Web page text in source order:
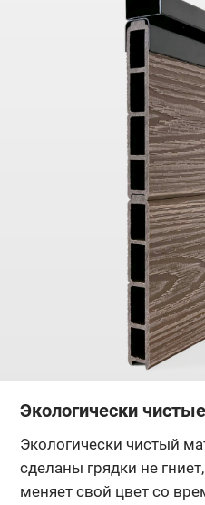
Экологически
Экологически чистый
сделаны грядки не
меняет свой цвет со